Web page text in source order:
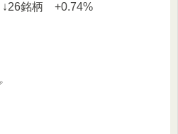
銘柄 +0.74%